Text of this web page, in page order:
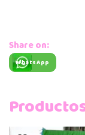
Share on:
WhatsApp